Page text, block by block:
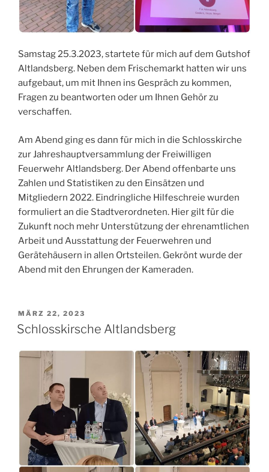
Samstag 25.3.2023, startete für mich auf dem Gutshof
Altlandsberg. Neben dem Frischemarkt hatten wir uns
aufgebaut, um mit Ihnen ins Gespräch zu kommen,
Fragen zu beantworten oder um Ihnen Gehör zu
verschaffen.
Am Abend ging es dann für mich in die Schlosskirche
zur Jahreshauptversammlung der Freiwilligen
Feuerwehr Altlandsberg. Der Abend offenbarte uns
Zahlen und Statistiken zu den Einsätzen und
Mitgliedern 2022. Eindringliche Hilfeschreie wurden
formuliert an die Stadtverordneten. Hier gilt für die
Zukunft noch mehr Unterstützung der ehrenamtlichen
Arbeit und Ausstattung der Feuerwehren und
Gerätehäusern in allen Ortsteilen. Gekrönt wurde der
Abend mit den Ehrungen der Kameraden.
VERÖFFENTLICHT
AM
MÄRZ 22, 2023
Schlosskirsche Altlandsberg